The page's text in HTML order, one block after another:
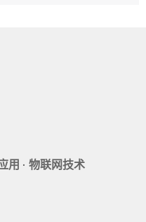
用 · 物联网技术